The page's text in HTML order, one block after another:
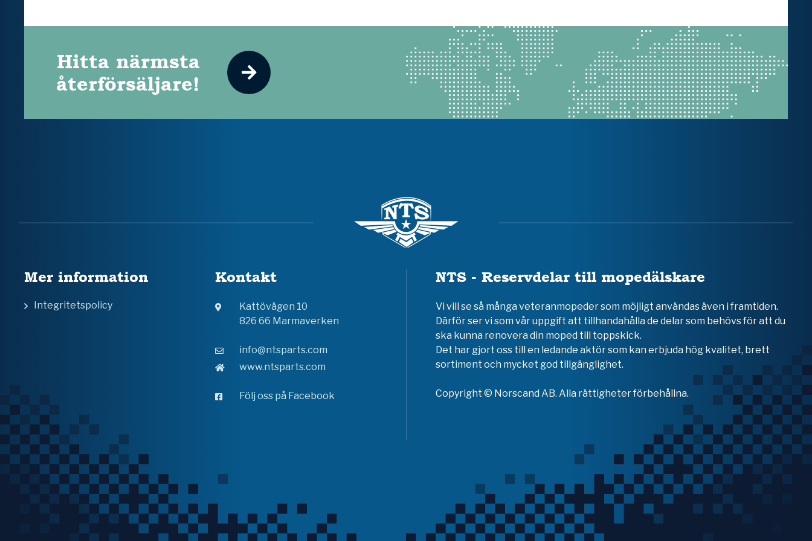
Hitta närmsta
återförsäljare!
Mer information
Integritetspolicy
Kontakt
Kattövägen 10
826 66 Marmaverken
info@ntsparts.com
www.ntsparts.com
Följ oss på Facebook
NTS - Reservdelar till mopedälskare
Vi vill se så många veteranmopeder som möjligt användas även i framtiden.
Därför ser vi som vår uppgift att tillhandahålla de delar som behövs för att du
ska kunna renovera din moped till toppskick.
Det har gjort oss till en ledande aktör som kan erbjuda hög kvalitet, brett
sortiment och mycket god tillgänglighet.
Copyright © Norscand AB. Alla rättigheter förbehållna.